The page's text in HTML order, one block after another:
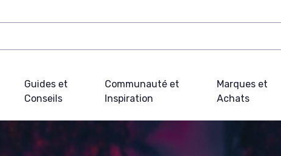
Guides et
Conseils
Communauté et
Inspiration
Marques et
Achats